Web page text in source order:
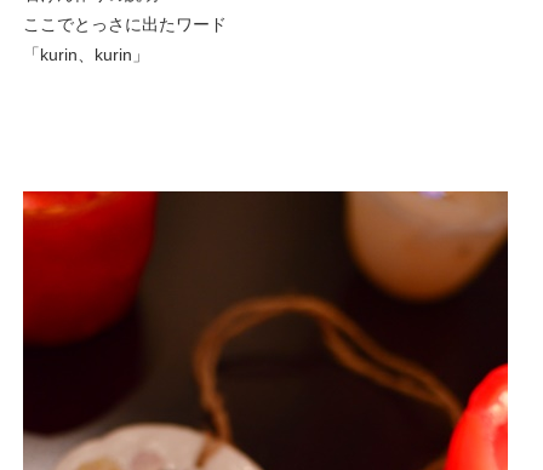
ここでとっさに出たワード
「kurin、kurin」